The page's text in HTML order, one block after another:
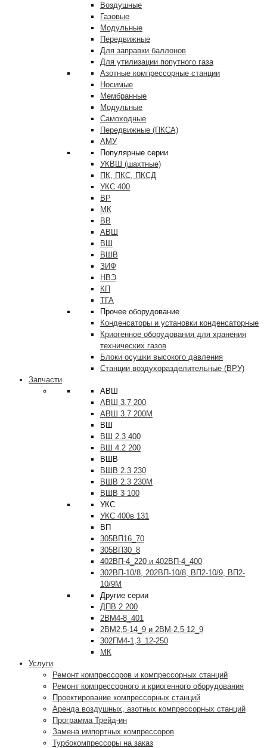
Воздушные
Газовые
Модульные
Передвижные
Для заправки баллонов
Для утилизации попутного газа
Азотные компрессорные станции
Носимые
Мембранные
Модульные
Самоходные
Передвижные (ПКСА)
АМУ
Популярные серии
УКВШ (шахтные)
ПК, ПКС, ПКСД
УКС 400
ВР
МК
ВВ
АВШ
ВШ
ВШВ
ЗИФ
НВЭ
КП
ТГА
Прочее оборудование
Конденсаторы и установки конденсаторные
Криогенное оборудования для хранения
технических газов
Блоки осушки высокого давления
Станции воздухоразделительные (ВРУ)
Запчасти
АВШ
АВШ 3.7 200
АВШ 3.7 200М
ВШ
ВШ 2.3 400
ВШ 4.2 200
ВШВ
ВШВ 2.3 230
ВШВ 2.3 230М
ВШВ 3 100
УКС
УКС 400в 131
ВП
305ВП16_70
305ВП30_8
402ВП-4_220 и 402ВП-4_400
302ВП-10/8, 202ВП-10/8, ВП2-10/9, ВП2-
10/9М
Другие серии
ДПВ 2 200
2ВМ4-8_401
2ВМ2,5-14_9 и 2ВМ-2,5-12_9
302ГМ4-1,3_12-250
МК
Услуги
Ремонт компрессоров и компрессорных станций
Ремонт компрессорного и криогенного оборудования
Проектирование компрессорных станций
Аренда воздушных, азотных компрессорных станций
Программа Трейд-ин
Замена импортных компрессоров
Турбокомпрессоры на заказ